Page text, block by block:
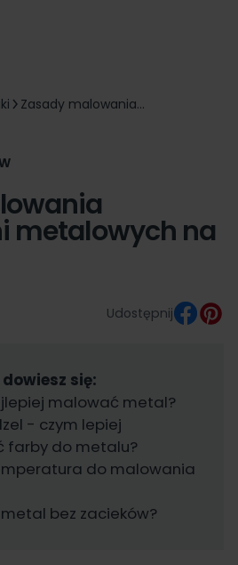
Zasady malowania...
metalowych na
Udostępnij
się:
malować metal?
- czym lepiej
farby do metalu?
do malowania
bez zacieków?